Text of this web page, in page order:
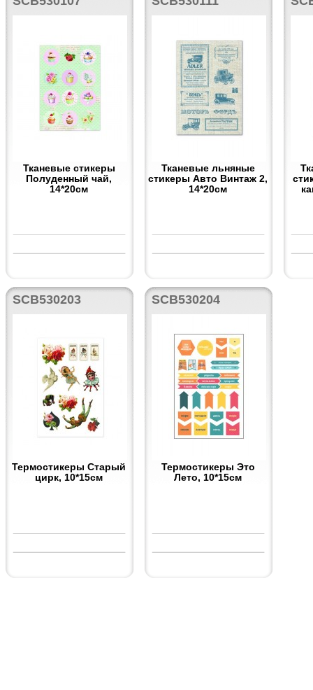
Тканевые стикеры
Полуденный чай,
14*20см
Тканевые льняные
стикеры Авто Винтаж 2,
14*20см
SCB530203
Термостикеры Старый
цирк, 10*15см
SCB530204
Термостикеры Это
Лето, 10*15см